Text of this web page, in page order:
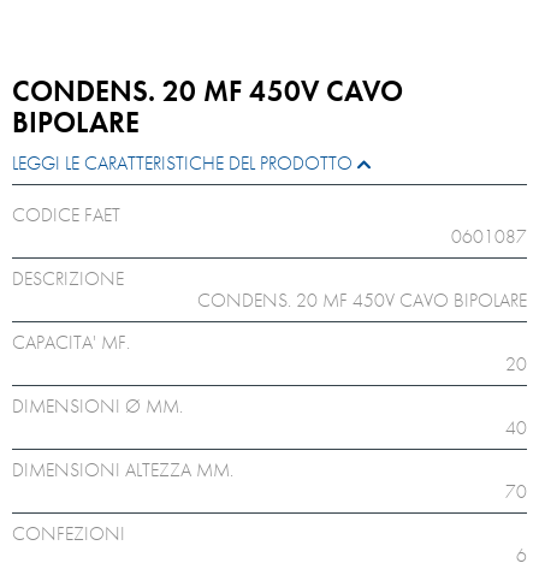
CONDENS. 20 MF 450V CAVO
BIPOLARE
LEGGI LE CARATTERISTICHE DEL PRODOTTO
CODICE FAET
0601087
DESCRIZIONE
CONDENS. 20 MF 450V CAVO BIPOLARE
CAPACITA' MF.
20
DIMENSIONI Ø MM.
40
DIMENSIONI ALTEZZA MM.
70
CONFEZIONI
6